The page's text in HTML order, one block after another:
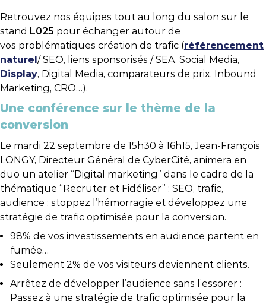
Retrouvez nos équipes tout au long du salon sur le
stand L025 pour échanger autour de
vos problématiques création de trafic (référencement
naturel/ SEO, liens sponsorisés / SEA, Social Media,
Display, Digital Media, comparateurs de prix, Inbound
Marketing, CRO…).
Une conférence sur le thème de la
conversion
Le mardi 22 septembre de 15h30 à 16h15, Jean-François
LONGY, Directeur Général de CyberCité, animera en
duo un atelier “Digital marketing” dans le cadre de la
thématique “Recruter et Fidéliser” : SEO, trafic,
audience : stoppez l’hémorragie et développez une
stratégie de trafic optimisée pour la conversion.
98% de vos investissements en audience partent en
fumée…
Seulement 2% de vos visiteurs deviennent clients.
Arrêtez de développer l’audience sans l’essorer :
Passez à une stratégie de trafic optimisée pour la